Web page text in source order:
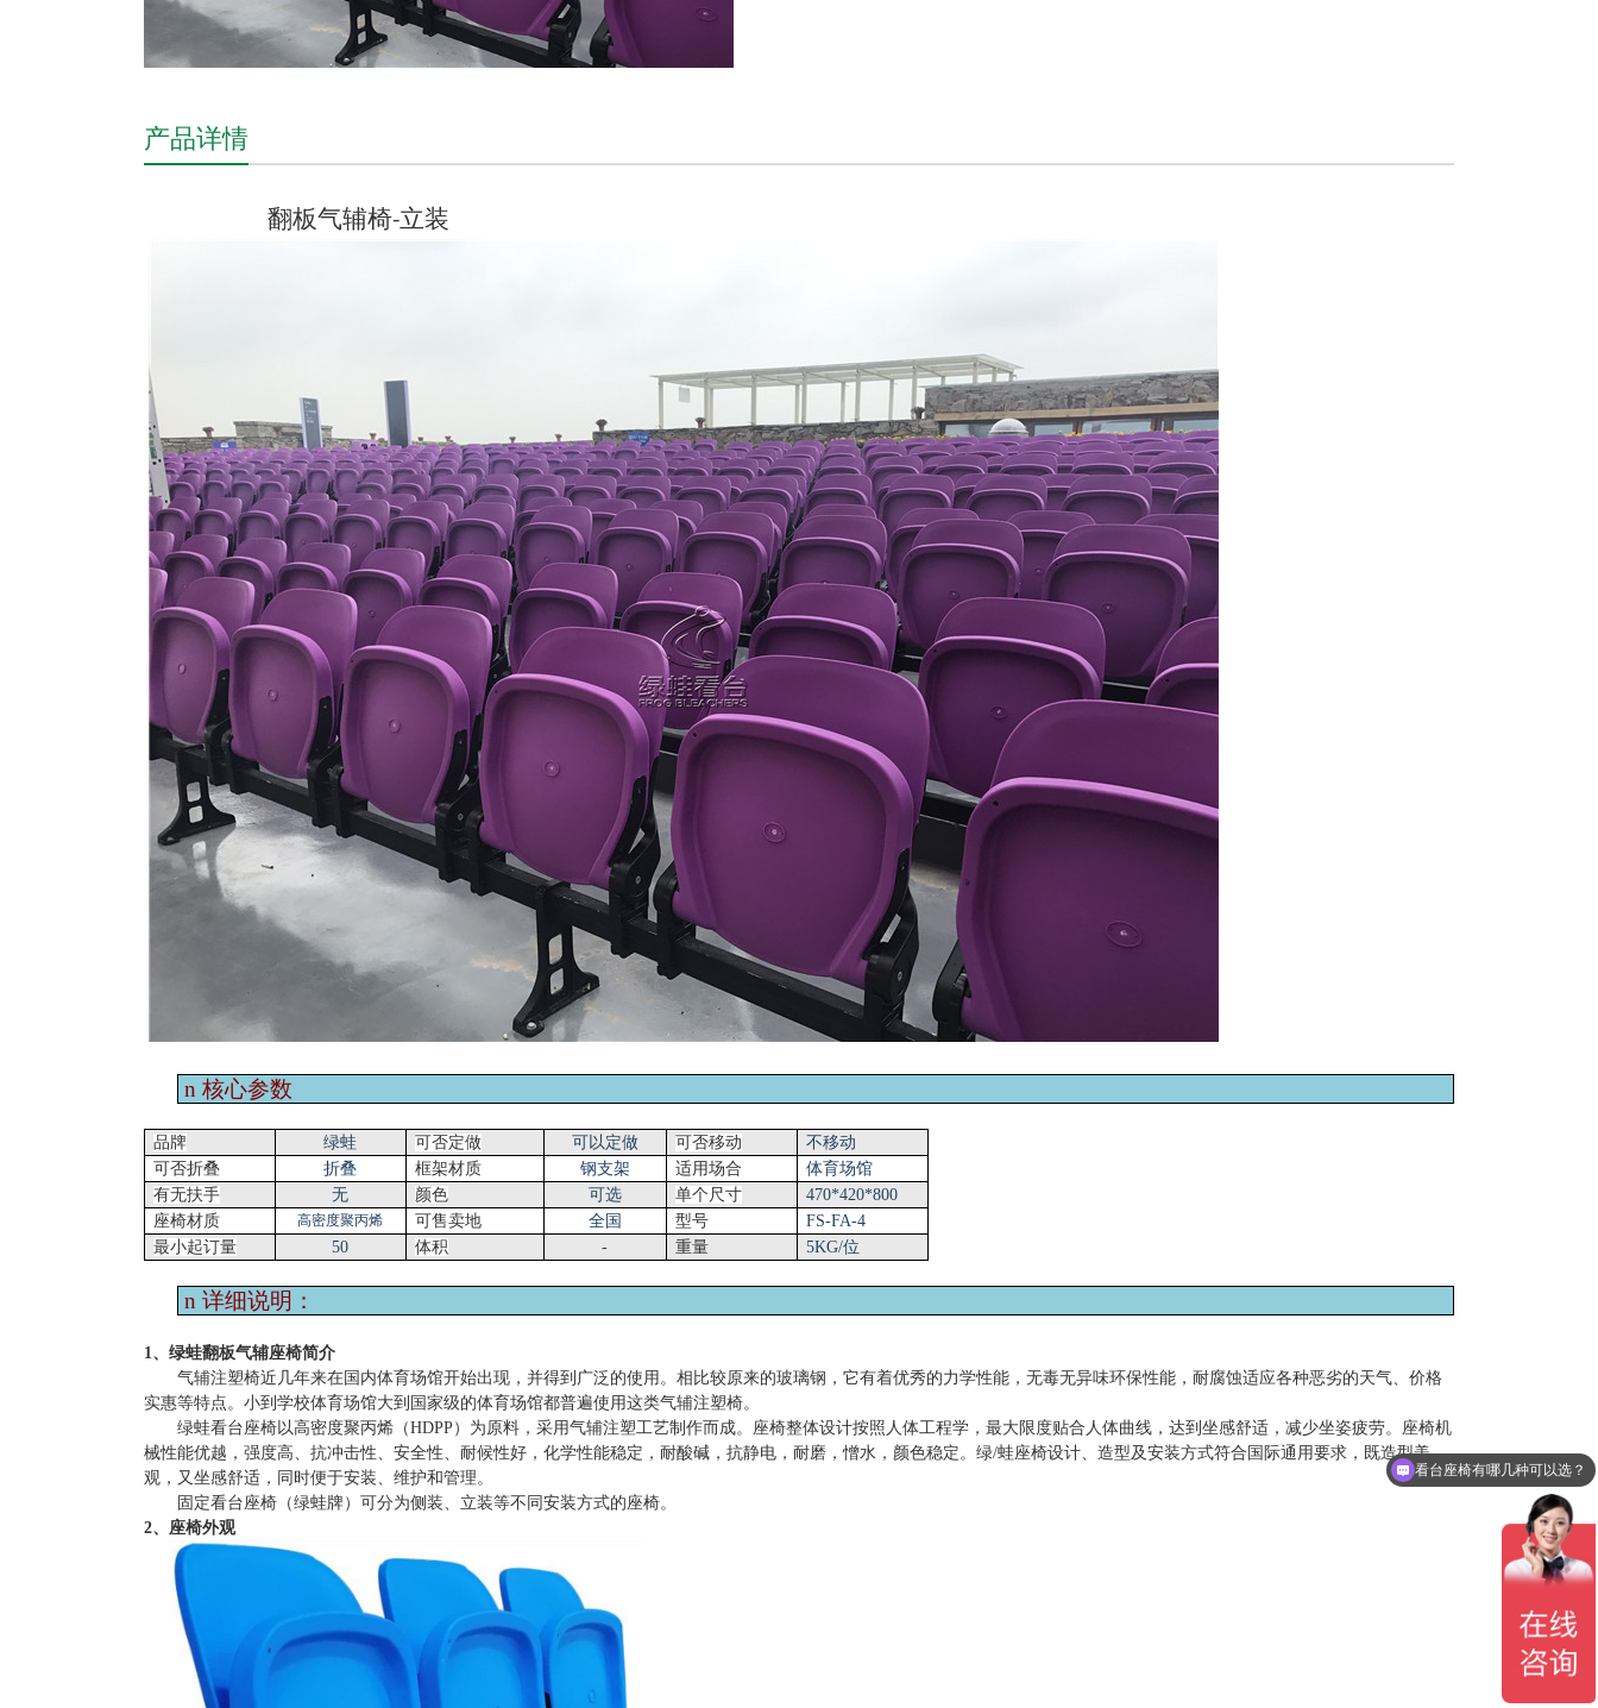
产品详情
翻板气辅椅-立装
n 核心参数
品牌 绿蛙 可否定做 可以定做 可否移动
不移动
可否折叠
折叠 框架材质 钢支架 适用场合
体育场馆
有无扶手
无 颜色 可选 单个尺寸
470*420*800
座椅材质
高密度聚丙烯 可售卖地 全国 型号 FS-FA-4
最小起订量
50 体积 - 重量 5KG/位
n 详细说明：
1、绿蛙翻板气辅座椅简介
气辅注塑椅近几年来在国内体育场馆开始出现，并得到广泛的使用。相比较原来的玻璃钢，它有着优秀的力学性能，无毒无异味环保性能，耐腐蚀适应各种恶劣的天气、价格
实惠等特点。小到学校体育场馆大到国家级的体育场馆都普遍使用这类气辅注塑椅。
绿蛙看台座椅以高密度聚丙烯（HDPP）为原料，采用气辅注塑工艺制作而成。座椅整体设计按照人体工程学，最大限度贴合人体曲线，达到坐感舒适，减少坐姿疲劳。座椅机
械性能优越，强度高、抗冲击性、安全性、耐候性好，化学性能稳定，耐酸碱，抗静电，耐磨，憎水，颜色稳定。绿/蛙座椅设计、造型及安装方式符合国际通用要求，既造型美
观，又坐感舒适，同时便于安装、维护和管理。
固定看台座椅（绿蛙牌）可分为侧装、立装等不同安装方式的座椅。
2、座椅外观
做一套看台座椅要多少钱？